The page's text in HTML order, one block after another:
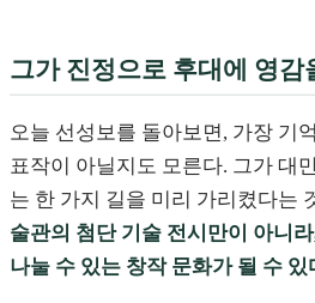
그가 진정으로 후대에 영감
오늘 선성보를 돌아보면, 가장 기
표작이 아닐지도 모른다. 그가 대
는 한 가지 길을 미리 가리켰다는
술관의 첨단 기술 전시만이 아니
나눌 수 있는 창작 문화가 될 수 있